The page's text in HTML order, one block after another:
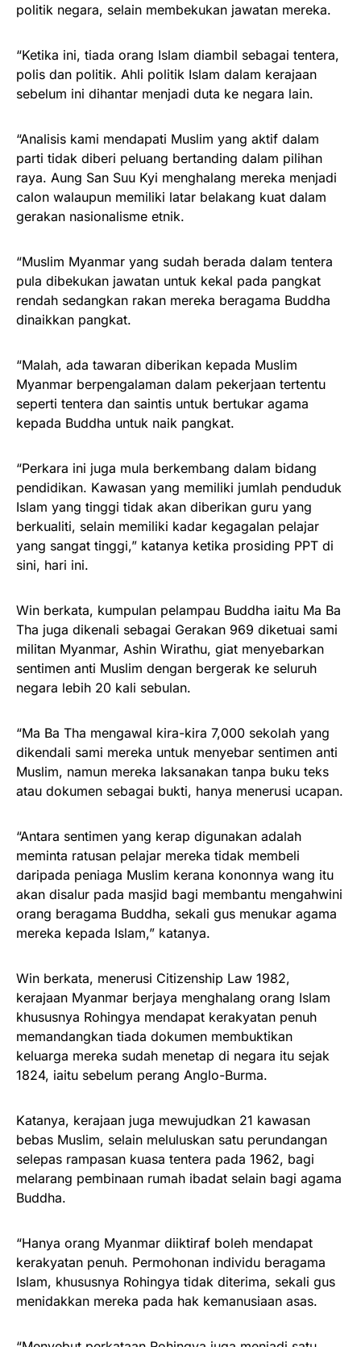
politik negara, selain membekukan jawatan mereka.
“Ketika ini, tiada orang Islam diambil sebagai tentera,
polis dan politik. Ahli politik Islam dalam kerajaan
sebelum ini dihantar menjadi duta ke negara lain.
“Analisis kami mendapati Muslim yang aktif dalam
parti tidak diberi peluang bertanding dalam pilihan
raya. Aung San Suu Kyi menghalang mereka menjadi
calon walaupun memiliki latar belakang kuat dalam
gerakan nasionalisme etnik.
“Muslim Myanmar yang sudah berada dalam tentera
pula dibekukan jawatan untuk kekal pada pangkat
rendah sedangkan rakan mereka beragama Buddha
dinaikkan pangkat.
“Malah, ada tawaran diberikan kepada Muslim
Myanmar berpengalaman dalam pekerjaan tertentu
seperti tentera dan saintis untuk bertukar agama
kepada Buddha untuk naik pangkat.
“Perkara ini juga mula berkembang dalam bidang
pendidikan. Kawasan yang memiliki jumlah penduduk
Islam yang tinggi tidak akan diberikan guru yang
berkualiti, selain memiliki kadar kegagalan pelajar
yang sangat tinggi,” katanya ketika prosiding PPT di
sini, hari ini.
Win berkata, kumpulan pelampau Buddha iaitu Ma Ba
Tha juga dikenali sebagai Gerakan 969 diketuai sami
militan Myanmar, Ashin Wirathu, giat menyebarkan
sentimen anti Muslim dengan bergerak ke seluruh
negara lebih 20 kali sebulan.
“Ma Ba Tha mengawal kira-kira 7,000 sekolah yang
dikendali sami mereka untuk menyebar sentimen anti
Muslim, namun mereka laksanakan tanpa buku teks
atau dokumen sebagai bukti, hanya menerusi ucapan.
“Antara sentimen yang kerap digunakan adalah
meminta ratusan pelajar mereka tidak membeli
daripada peniaga Muslim kerana kononnya wang itu
akan disalur pada masjid bagi membantu mengahwini
orang beragama Buddha, sekali gus menukar agama
mereka kepada Islam,” katanya.
Win berkata, menerusi Citizenship Law 1982,
kerajaan Myanmar berjaya menghalang orang Islam
khususnya Rohingya mendapat kerakyatan penuh
memandangkan tiada dokumen membuktikan
keluarga mereka sudah menetap di negara itu sejak
1824, iaitu sebelum perang Anglo-Burma.
Katanya, kerajaan juga mewujudkan 21 kawasan
bebas Muslim, selain meluluskan satu perundangan
selepas rampasan kuasa tentera pada 1962, bagi
melarang pembinaan rumah ibadat selain bagi agama
Buddha.
“Hanya orang Myanmar diiktiraf boleh mendapat
kerakyatan penuh. Permohonan individu beragama
Islam, khususnya Rohingya tidak diterima, sekali gus
menidakkan mereka pada hak kemanusiaan asas.